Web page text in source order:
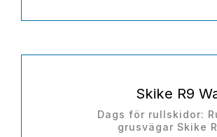
Skike R9
Dags för rullskidor:
grusvägar Skike